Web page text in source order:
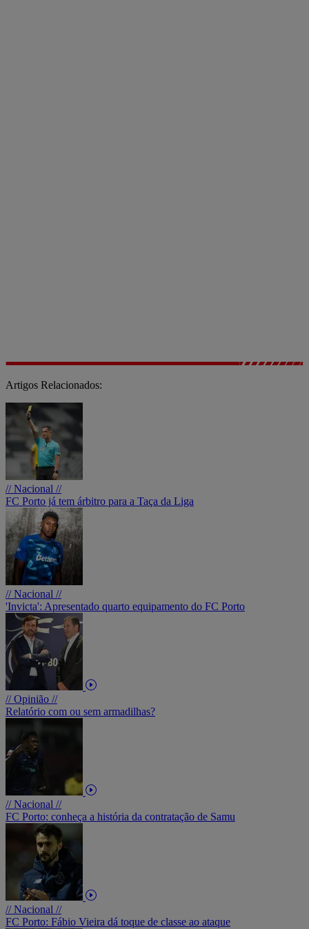
Artigos Relacionados:
// Nacional //
FC Porto já tem árbitro para a Taça da Liga
// Nacional //
'Invicta': Apresentado quarto equipamento do FC Porto
// Opinião //
Relatório com ou sem armadilhas?
// Nacional //
FC Porto: conheça a história da contratação de Samu
// Nacional //
FC Porto: Fábio Vieira dá toque de classe ao ataque